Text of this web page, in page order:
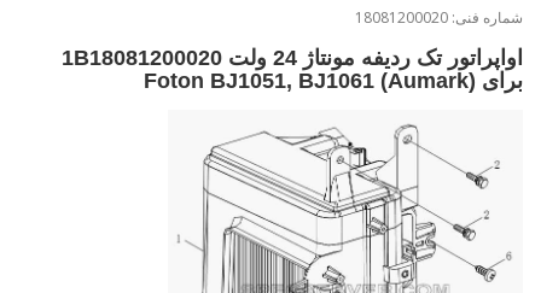
شماره فنی: 18081200020
اواپراتور تک ردیفه مونتاژ 24 ولت 1B18081200020
برای Foton BJ1051, BJ1061 (Aumark)